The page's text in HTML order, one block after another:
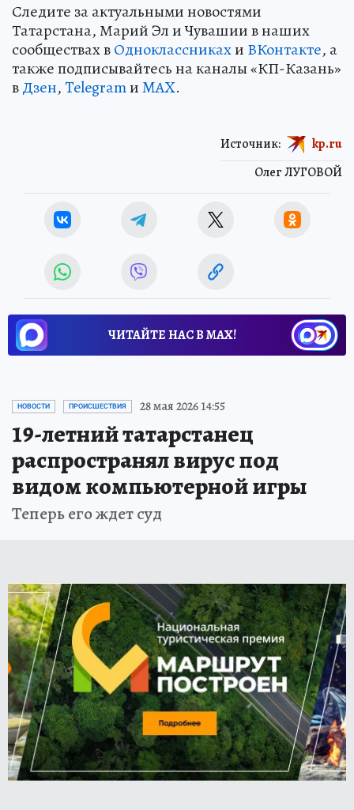
Следите за актуальными новостями
Татарстана, Марий Эл и Чувашии в наших
сообществах вОдноклассникахи ВКонтакте, а
также подписывайтесь на каналы «КП-Казань»
вДзен,TelegramиMAX.
Олег ЛУГОВОЙ
Источник: kp.ru
ЧИТАЙТЕ НАС В МАХ!
НОВОСТИ ПРОИСШЕСТВИЯ 28 мая 2026 14:55
19-летний татарстанец
распространял вирус под
видом компьютерной игры
Теперь его ждет суд